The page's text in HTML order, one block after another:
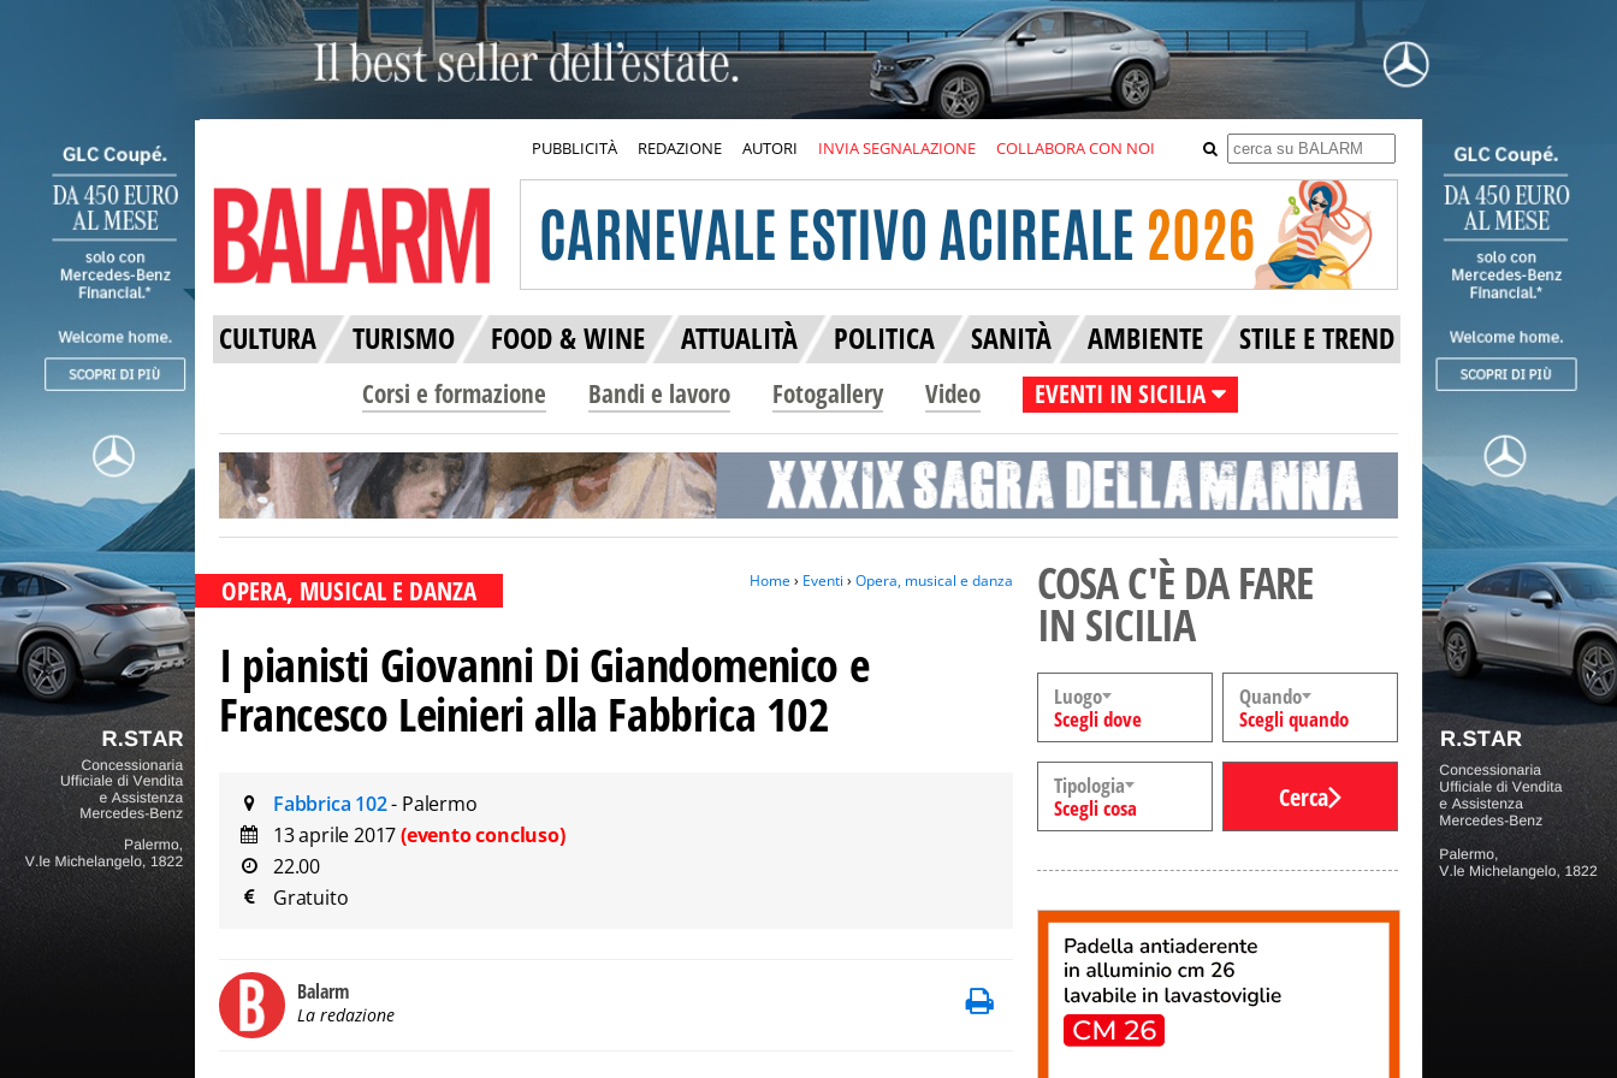
PUBBLICITÀ REDAZIONE AUTORI INVIA SEGNALAZIONE COLLABORA CON NOI
CULTURA TURISMO FOOD & WINE ATTUALITÀ POLITICA SANITÀ AMBIENTE STILE E TREND
Corsi e formazione Bandi e lavoro Fotogallery Video EVENTI IN SICILIA
OPERA, MUSICAL E DANZA Home› Eventi › Opera, musical e danza
I pianisti Giovanni Di Giandomenico e
Francesco Leinieri alla Fabbrica 102
Fabbrica 102- Palermo
13 aprile 2017(evento concluso)
22.00
Gratuito
Balarm
La redazione
COSA C'È DA FARE
IN SICILIA
Luogo
Scegli dove
Quando
Scegli quando
Tipologia
Scegli cosa
Cerca